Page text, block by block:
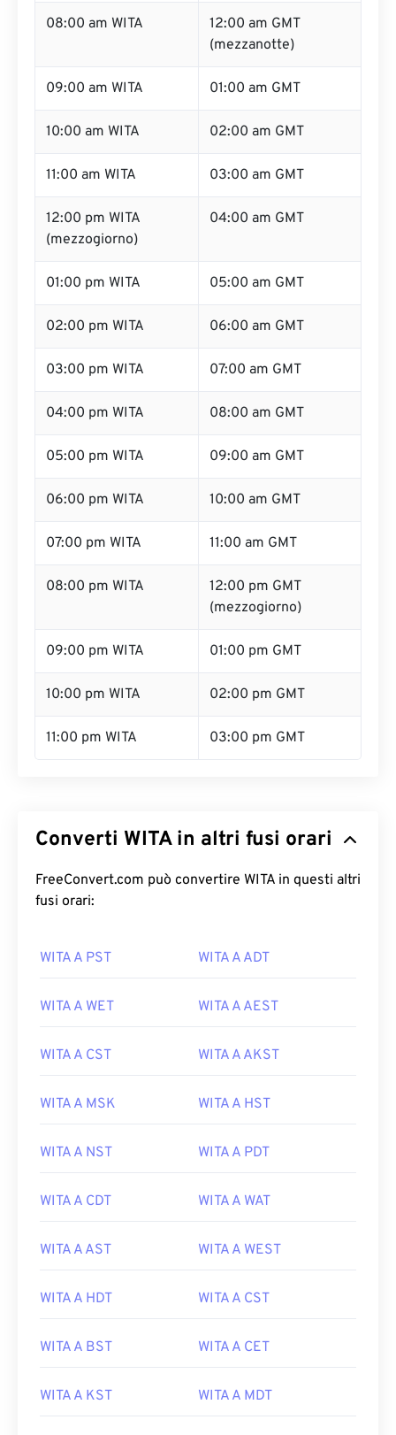
08:00 am WITA
12:00 am GMT
(mezzanotte)
09:00 am WITA 01:00 am GMT
10:00 am WITA 02:00 am GMT
11:00 am WITA 03:00 am GMT
12:00 pm WITA
(mezzogiorno)
04:00 am GMT
01:00 pm WITA 05:00 am GMT
02:00 pm WITA 06:00 am GMT
03:00 pm WITA 07:00 am GMT
04:00 pm WITA 08:00 am GMT
05:00 pm WITA 09:00 am GMT
06:00 pm WITA 10:00 am GMT
07:00 pm WITA 11:00 am GMT
08:00 pm WITA
12:00 pm GMT
(mezzogiorno)
09:00 pm WITA 01:00 pm GMT
10:00 pm WITA 02:00 pm GMT
11:00 pm WITA 03:00 pm GMT
Converti WITA in altri fusi orari
FreeConvert.com può convertire WITA in questi altri
fusi orari:
WITA A PST WITA A ADT
WITA A WET WITA A AEST
WITA A CST WITA A AKST
WITA A MSK WITA A HST
WITA A NST WITA A PDT
WITA A CDT WITA A WAT
WITA A AST WITA A WEST
WITA A HDT WITA A CST
WITA A BST WITA A CET
WITA A KST WITA A MDT